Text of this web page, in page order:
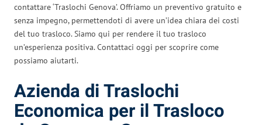
contattare ‘Traslochi Genova’. Offriamo un preventivo gratuito e
senza impegno, permettendoti di avere un’idea chiara dei costi
del tuo trasloco. Siamo qui per rendere il tuo trasloco
un’esperienza positiva. Contattaci oggi per scoprire come
possiamo aiutarti.
Azienda di Traslochi
Economica per il Trasloco